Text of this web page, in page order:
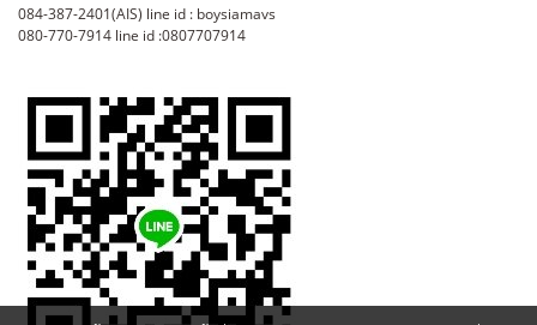
084-387-2401(AIS) line id : boysiamavs
080-770-7914 line id :0807707914